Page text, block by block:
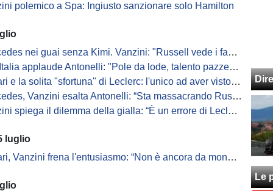
polemico a Spa: Ingiusto sanzionare solo Hamilton
nei guai senza Kimi. Vanzini: "Russell vede i fantasmi"
applaude Antonelli: "Pole da lode, talento pazzesco"
la solita "sfortuna" di Leclerc: l'unico ad aver visto la bandiera gialla
Vanzini esalta Antonelli: “Sta massacrando Russell”
spiega il dilemma della gialla: “È un errore di Leclerc”
luglio
frena l'entusiasmo: “Non è ancora da mondiale, manca continuità”
Le